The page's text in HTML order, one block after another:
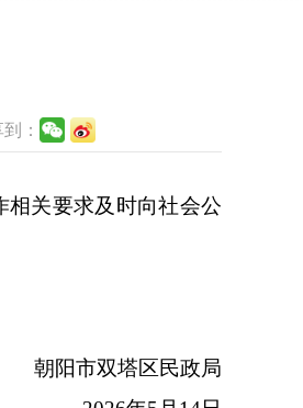
：
关要求及时向社会公
朝阳市双塔区民政局